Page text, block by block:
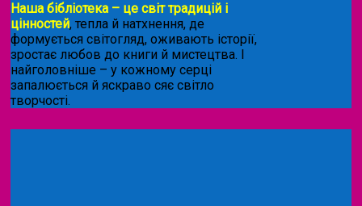
Наша бібліотека – це світ традицій і
цінностей, тепла й натхнення, де
формується світогляд, оживають історії,
зростає любов до книги й мистецтва. І
найголовніше – у кожному серці
запалюється й яскраво сяє світло
творчості.